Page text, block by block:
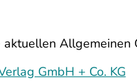
aktuellen
GmbH + Co. KG